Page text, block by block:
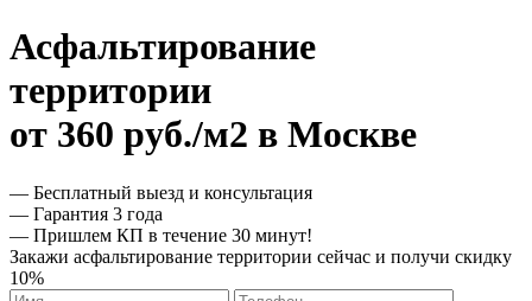
Асфальтирование
территории
от 360 руб./м2 в Москве
— Бесплатный выезд и консультация
— Гарантия 3 года
— Пришлем КП в течение 30 минут!
Закажи асфальтирование территории сейчас и получи скидку
10%